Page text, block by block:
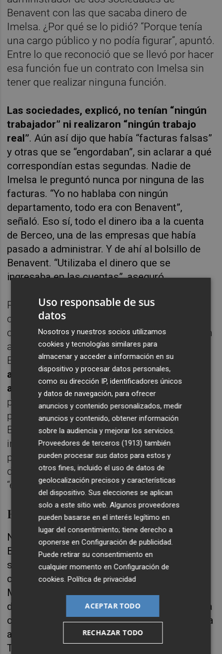
Benavent con las que sacaba dinero de
Imelsa. ¿Por qué se lo pidió? “Porque tenía
una cargo público y no podía figurar”, apuntó.
Entre lo que reconoció que se llevó por hacer
esa función fue un contrato con Imelsa sin
tener que realizar ninguna función.
Las sociedades, explicó, no tenían “ningún
trabajador” ni realizaron “ningún trabajo
real”. Aún así dijo que había “facturas falsas”
y otras que se “engordaban”, sin aclarar a qué
correspondían estas segundas. Nadie de
Imelsa le preguntó nunca por ninguna de las
facturas. “Yo no hablaba con ningún
departamento, todo era con Benavent”,
señaló. Eso sí, todo el dinero iba a la cuenta
de Berceo, una de las empresas que había
pasado a administrar. Y de ahí al bolsillo de
Benavent. “Utilizaba el dinero que se
ingresaba en las cuentas”, aseguró.
Pero formalmente era él quien lo hacía,
como pasó, según dijo, en julio de 2010,
cuando compró con una de las empresas un
apartamento en Xàbia para disfrute de
Benavent por 172.000 euros.“Estaba
adosado a uno que había comprado
anteriormente Marcos
. Se sacó un
préstamo y con Berceo y se iba pagando
poco a poco”, señaló. En 2015, ya con
Benavent fuera de la Diputación y sin
ingresos, tuvo que venderlos porque no se
podían pagar “las letras y los gastos”. El
dinero, aseguró, volvió a la cuenta de Berceo
“excepto el de una plaza de garaje”.
Facturas falsas
No fue el único testimonio contrario a
Benavent, el consejero delegado de la
sevillana Cyan Animática reconoció que les
contactaron para hacer un trabajo para el
MUVIM y que tras cobrar una primera parte
del mismo, 30.000 euros, se le pidió que para
cobrar la Segunda, 15.000, hiciera una factura
añadiéndole 41.000 euros más, que vía
Thematica Events, una de la empresas
Uso responsable de sus
datos
Nosotros y nuestros socios utilizamos
cookies y tecnologías similares para
almacenar y acceder a información en su
dispositivo y procesar datos personales,
como su dirección IP, identificadores únicos
y datos de navegación, para ofrecer
anuncios y contenido personalizados, medir
anuncios y contenido, obtener información
sobre la audiencia y mejorar los servicios.
Proveedores de terceros (1913) también
pueden procesar sus datos para estos y
otros fines, incluido el uso de datos de
geolocalización precisos y características
del dispositivo. Sus elecciones se aplican
solo a este sitio web. Algunos proveedores
pueden basarse en el interés legítimo en
lugar del consentimiento; tiene derecho a
oponerse enConfiguración de publicidad.
Puede retirar su consentimiento en
cualquier momento enConfiguración de
cookies.Política de privacidad
ACEPTAR TODO
RECHAZAR TODO